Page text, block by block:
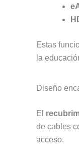
Estas
la
Diseño
El
de cables
acceso.